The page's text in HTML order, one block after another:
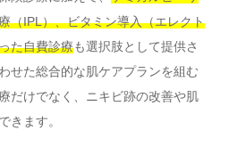
（IPL）、ビタミン導入（エレクト
た自費診療も選択肢として提供さ
せた総合的な肌ケアプランを組む
だけでなく、ニキビ跡の改善や肌
きます。